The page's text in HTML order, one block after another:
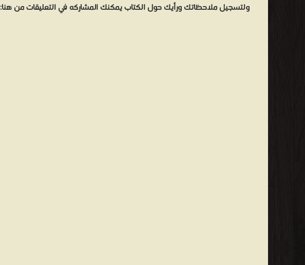
ولتسجيل ملاحظاتك ورأيك حول الكتاب يمكنك المشاركه في التعليقات من هنا: